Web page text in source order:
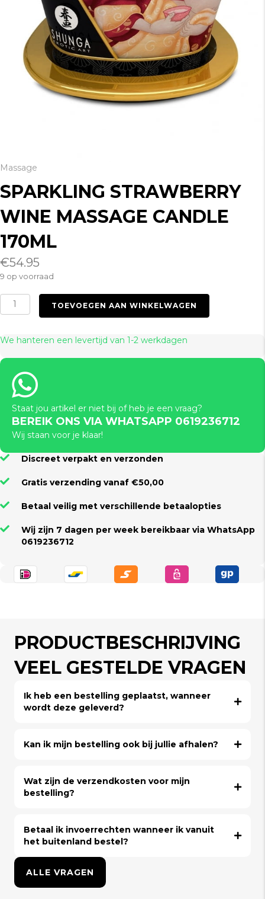
Massage
SPARKLING STRAWBERRY
WINE MASSAGE CANDLE
170ML
€54.95
9 op voorraad
Sparkling
Strawberry
Massage
Candle
170ml
aantal
TOEVOEGEN AAN WINKELWAGEN
We hanteren een levertijd van 1-2 werkdagen
Staat jou artikel er niet bij of heb je een vraag?
BEREIK ONS VIA WHATSAPP 0619236712
Wij staan voor je klaar!
Discreet verpakt en verzonden
Gratis verzending vanaf €50,00
Betaal veilig met verschillende betaalopties
Wij zijn 7 dagen per week bereikbaar via WhatsApp
0619236712
PRODUCTBESCHRIJVING
VEEL GESTELDE VRAGEN
Ik heb een bestelling geplaatst, wanneer
wordt deze geleverd?
Kan ik mijn bestelling ook bij jullie afhalen?
Wat zijn de verzendkosten voor mijn
bestelling?
Betaal ik invoerrechten wanneer ik vanuit
het buitenland bestel?
ALLE VRAGEN